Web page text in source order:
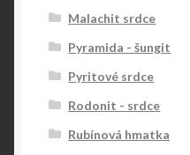
Malachit srdce
Pyramida - šungit
Pyritové srdce
Rodonit - srdce
Rubínová hmatka